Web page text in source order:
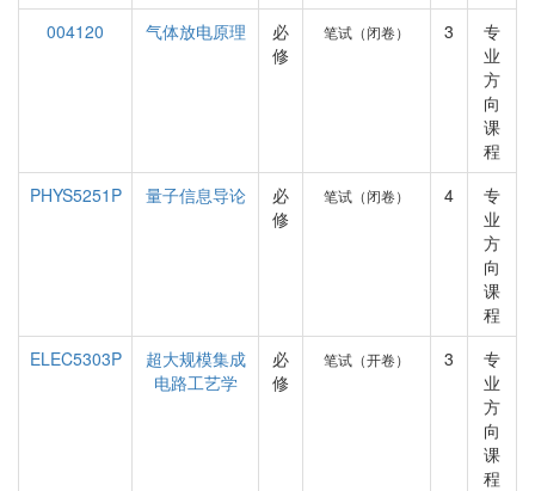
004120
气体放电原理
必
修
笔试（闭卷） 3
专
业
方
向
课
程
PHYS5251P
量子信息导论
必
修
笔试（闭卷） 4
专
业
方
向
课
程
ELEC5303P
超大规模集成
电路工艺学
必
修
笔试（开卷） 3
专
业
方
向
课
程